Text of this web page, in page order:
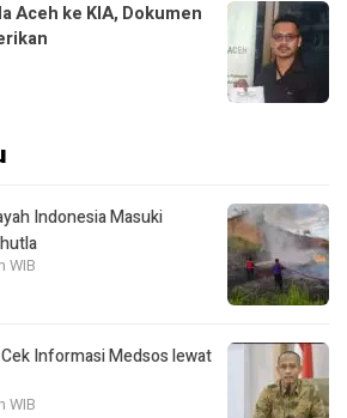
Aceh ke KIA, Dokumen
Indonesia Masuki
WIB
Informasi Medsos lewat
WIB